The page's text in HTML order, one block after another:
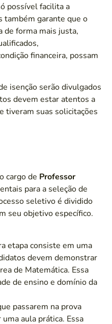
possível facilita a
também garante que o
de forma mais justa,
financeira, possam
isenção serão divulgados
devem estar atentos a
tiveram suas solicitações
cargo de Professor
para a seleção de
seletivo é dividido
seu objetivo específico.
etapa consiste em uma
devem demonstrar
de Matemática. Essa
de ensino e domínio da
passarem na prova
aula prática. Essa